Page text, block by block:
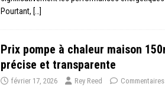
Pourtant, […]
Prix pompe à chaleur maison
précise et transparente
février 17, 2026 Rey Reed